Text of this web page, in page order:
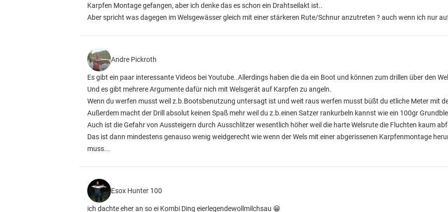
Karpfen Montage gefangen, aber ich denke das es schon ein Drahtseilakt ist..
Aber spricht was dagegen im Welsgewässer gleich mit einer stärkeren Rute/Schnur anzutreten ? auch wenn ich nur
Andre Pickroth
Es gibt ein paar interessante Videos bei Youtube..Allerdings haben die da ein Boot und können zum drillen über den
Und es gibt mehrere Argumente dafür nich mit Welsgerät auf Karpfen zu angeln.
Wenn du werfen musst weil z.b.Bootsbenutzung untersagt ist und weit raus werfen musst büßt du etliche Meter mit
Außerdem macht der Drill absolut keinen Spaß mehr weil du z.b.einen Satzer rankurbeln kannst wie ein 100gr
Auch ist die Gefahr von Aussteigern durch Ausschlitzer wesentlich höher weil die harte Welsrute die Fluchten kaum
Das ist dann mindestens genauso wenig weidgerecht wie wenn der Wels mit einer abgerissenen Karpfenmontage
muss...
Esox Hunter 100
ich dachte eher an so ei Kombi Ding eierlegendewollmilchsau 😁